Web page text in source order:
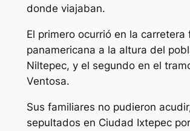
donde viajaban.
El primero ocurrió en la carretera
panamericana a la altura del
Niltepec, y el segundo en el
Ventosa.
Sus familiares no pudieron
sepultados en Ciudad Ixtepec